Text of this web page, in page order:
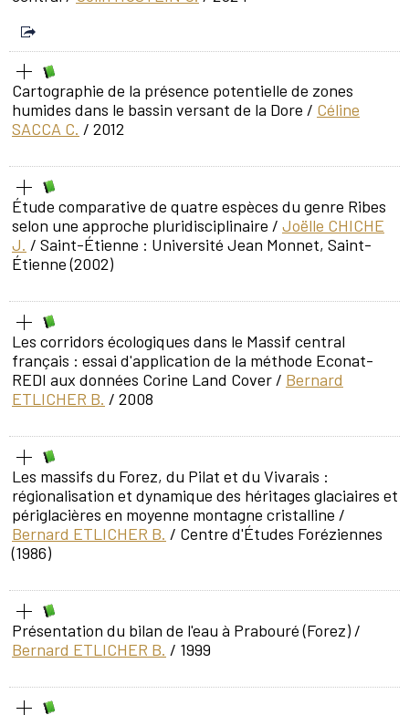
Cartographie de la présence potentielle de zones
humides dans le bassin versant de la Dore / Céline
SACCA C. / 2012
Étude comparative de quatre espèces du genre Ribes
selon une approche pluridisciplinaire / Joëlle CHICHE
J. / Saint-Étienne : Université Jean Monnet, Saint-
Étienne (2002)
Les corridors écologiques dans le Massif central
français : essai d'application de la méthode Econat-
REDI aux données Corine Land Cover / Bernard
ETLICHER B. / 2008
Les massifs du Forez, du Pilat et du Vivarais :
régionalisation et dynamique des héritages glaciaires et
périglacières en moyenne montagne cristalline /
Bernard ETLICHER B. / Centre d'Études Foréziennes
(1986)
Présentation du bilan de l'eau à Prabouré (Forez) /
Bernard ETLICHER B. / 1999